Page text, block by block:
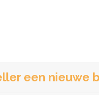
een nieuwe